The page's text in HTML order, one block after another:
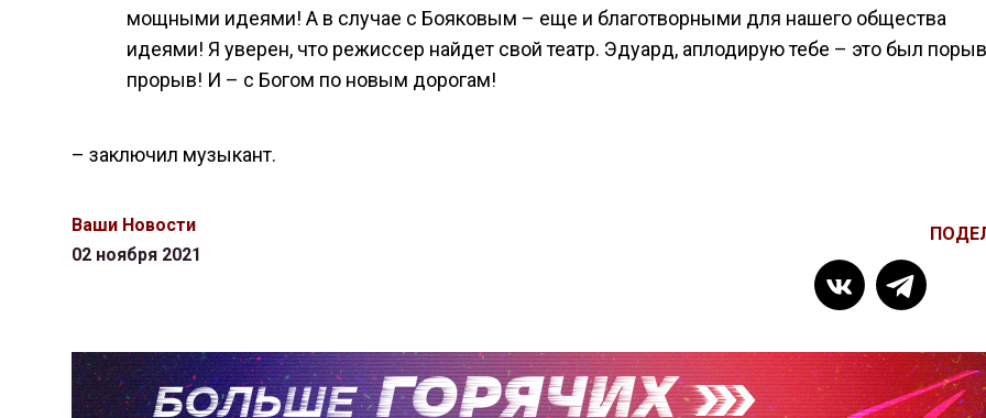
мощными идеями! А в случае с Бояковым – еще и благотворными для нашего общества
идеями! Я уверен, что режиссер найдет свой театр. Эдуард, аплодирую тебе – это был
прорыв! И – с Богом по новым дорогам!
– заключил музыкант.
Ваши Новости
02 ноября 2021